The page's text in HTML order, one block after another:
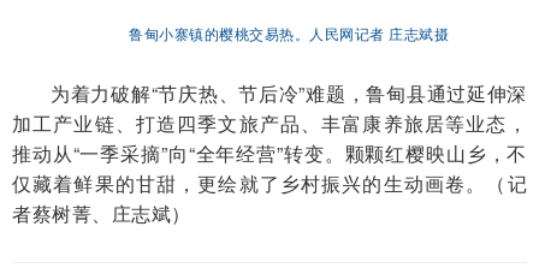
鲁甸小寨镇的樱桃交易热。人民网记者 庄志斌摄
为着力破解“节庆热、节后冷”难题，鲁甸县通过延伸深
加工产业链、打造四季文旅产品、丰富康养旅居等业态，
推动从“一季采摘”向“全年经营”转变。颗颗红樱映山乡，不
仅藏着鲜果的甘甜，更绘就了乡村振兴的生动画卷。（记
者蔡树菁、庄志斌）